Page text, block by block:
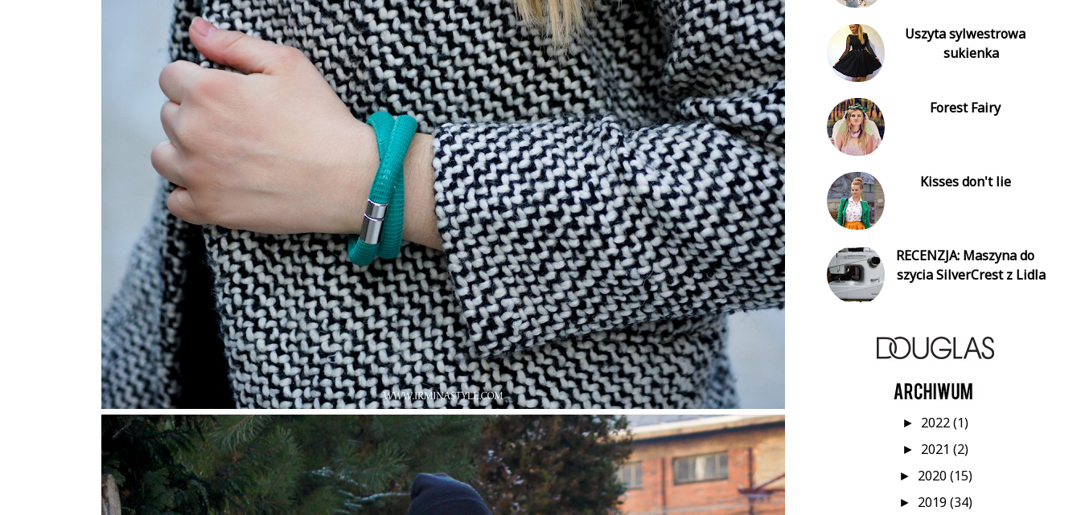
Uszyta sylwestrowa
sukienka
Forest Fairy
Kisses don't lie
RECENZJA: Maszyna do
szycia SilverCrest z Lidla
► 2022(1)
► 2021(2)
► 2020(15)
► 2019(34)